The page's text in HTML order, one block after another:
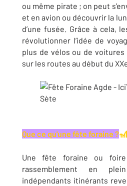
ou même pirate ; on peut
et en avion ou découvrir la
d’une fusée. Grâce à cela,
révolutionner l’idée de
plus de vélos ou de voitures
sur les routes au début du
Que ce qu'une fête foraine ?
Une fête foraine ou
rassemblement en
indépendants itinérants